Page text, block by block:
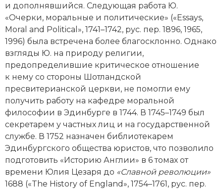
Латинская Америка
Новая история
Новейшая история
Нумизматика
Образование
Общественные объединения и организации
Политическая история
Революции и народные движения
Религия и церковь
и дополнявшийся. Следующая работа Ю.
«Очерки, моральные и политические» («Essays,
Moral and Political», 1741–1742, рус. пер. 1896, 1965,
1996) была встречена более благосклонно. Однако
взгляды Ю. на природу религии,
предопределившие критическое отношение
к нему со стороны Шотландской
пресвитерианской церкви, не помогли ему
получить работу на кафедре моральной
философии в Эдинбурге в 1744. В 1745–1749 был
секретарем у частных лиц и на государственной
службе. В 1752 назначен библиотекарем
Эдинбургского общества юристов, что позволило
подготовить «Историю Англии» в 6 томах от
времени Юлия Цезаря до «Славной революции»
1688 («The History of England», 1754–1761, рус. пер.